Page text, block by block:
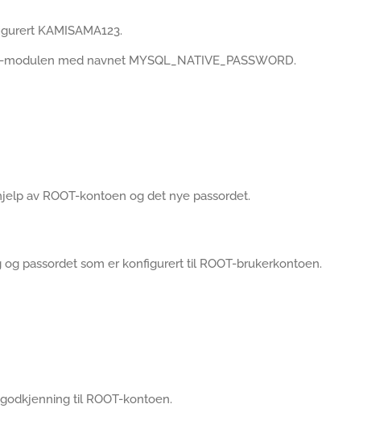
KAMISAMA123.
med navnet MYSQL_NATIVE_PASSWORD.
av ROOT-kontoen og det nye passordet.
passordet som er konfigurert til ROOT-brukerkontoen.
til ROOT-kontoen.